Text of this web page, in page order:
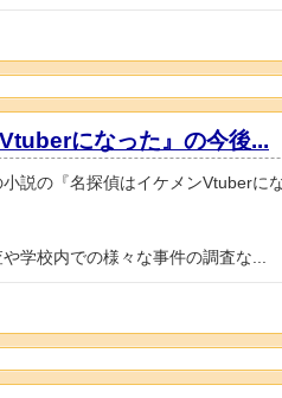
になった』の今後...
説の『名探偵はイケメンVtuberに
学校内での様々な事件の調査な...